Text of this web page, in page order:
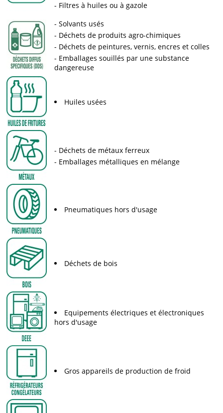
Filtres à huiles ou à gazole
Solvants usés
Déchets de produits agro-chimiques
Déchets de peintures, vernis, encres et colles
Emballages souillés par une substance
dangereuse
Huiles usées
Déchets de métaux ferreux
Emballages métalliques en mélange
Pneumatiques hors d'usage
Déchets de bois
Equipements électriques et électroniques
hors d'usage
Gros appareils de production de froid